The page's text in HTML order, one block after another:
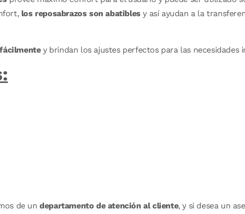
los reposabrazos son abatibles y así ayudan a la
y brindan los ajustes perfectos para las necesidades
de undepartamento de atención al cliente, y si desea un